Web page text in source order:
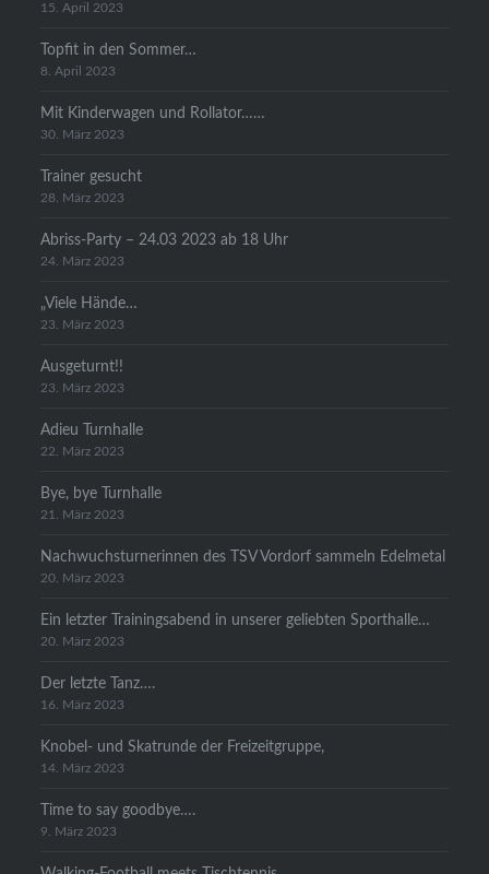
15. April 2023
Topfit in den Sommer…
8. April 2023
Mit Kinderwagen und Rollator……
30. März 2023
Trainer gesucht
28. März 2023
Abriss-Party – 24.03 2023 ab 18 Uhr
24. März 2023
„Viele Hände…
23. März 2023
Ausgeturnt!!
23. März 2023
Adieu Turnhalle
22. März 2023
Bye, bye Turnhalle
21. März 2023
Nachwuchsturnerinnen des TSV Vordorf sammeln Edelmetal
20. März 2023
Ein letzter Trainingsabend in unserer geliebten Sporthalle…
20. März 2023
Der letzte Tanz….
16. März 2023
Knobel- und Skatrunde der Freizeitgruppe,
14. März 2023
Time to say goodbye….
9. März 2023